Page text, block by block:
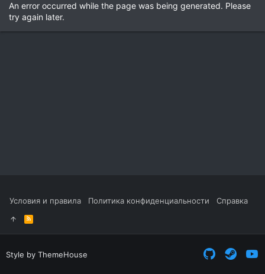
An error occurred while the page was being generated. Please
try again later.
Условия и правила Политика конфиденциальности Справка
R
S
S
Style by ThemeHouse